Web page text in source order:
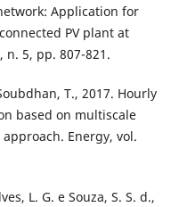
Application for
PV plant at
n. 5, pp. 807-821.
T., 2017. Hourly
based on multiscale
Energy, vol.
L. G. e Souza, S. S. d.,